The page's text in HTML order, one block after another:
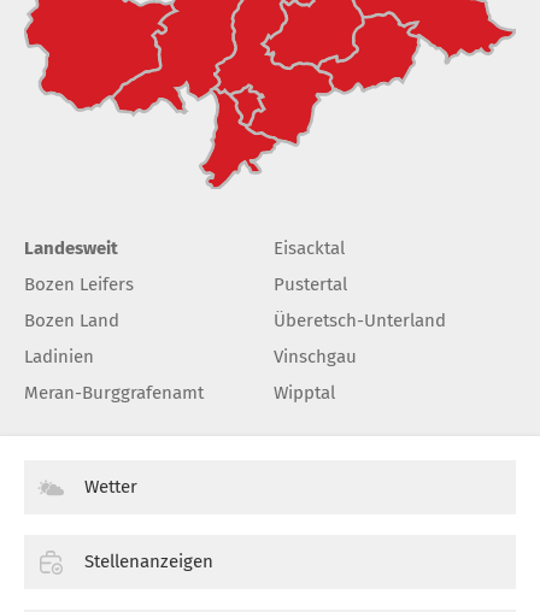
Landesweit
Bozen Leifers
Bozen Land
Ladinien
Meran-Burggrafenamt
Eisacktal
Pustertal
Überetsch-Unterland
Vinschgau
Wipptal
Wetter
Stellenanzeigen